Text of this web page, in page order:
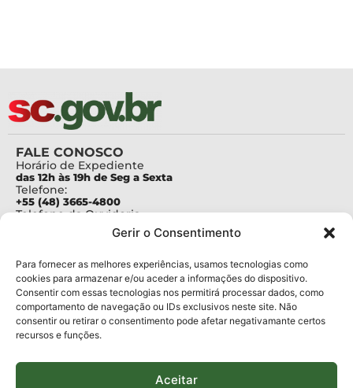
Gerir o Consentimento
Para fornecer as melhores experiências, usamos tecnologias como
cookies para armazenar e/ou aceder a informações do dispositivo.
Consentir com essas tecnologias nos permitirá processar dados, como
comportamento de navegação ou IDs exclusivos neste site. Não
consentir ou retirar o consentimento pode afetar negativamante certos
recursos e funções.
Aceitar
FALE CONOSCO
Horário de Expediente
das 12h às 19h de Seg a Sexta
Telefone:
+55 (48) 3665-4800
Telefone da Ouvidoria
Para assuntos relacionados à Pesquisa
pesquisa@fapesc.sc.gov.br
Para assuntos relacionados à Inovação
inovacao@fapesc.sc.gov.br
Para assuntos relacionados à Bolsas
bolsas@fapesc.sc.gov.br
Para assuntos relacionados à Prestação de Contas
Para assuntos relacionados à Plataforma
plataforma@fapesc.sc.gov.br